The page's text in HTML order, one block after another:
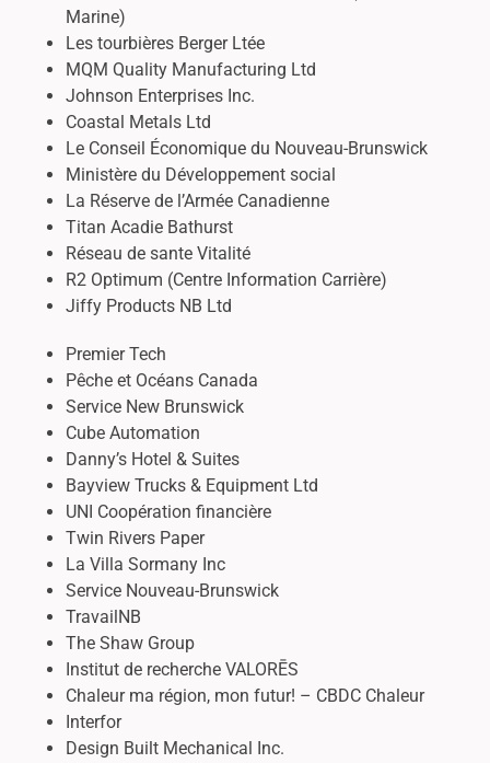
Marine)
Les tourbières Berger Ltée
MQM Quality Manufacturing Ltd
Johnson Enterprises Inc.
Coastal Metals Ltd
Le Conseil Économique du Nouveau-Brunswick
Ministère du Développement social
La Réserve de l’Armée Canadienne
Titan Acadie Bathurst
Réseau de sante Vitalité
R2 Optimum (Centre Information Carrière)
Jiffy Products NB Ltd
Premier Tech
Pêche et Océans Canada
Service New Brunswick
Cube Automation
Danny’s Hotel & Suites
Bayview Trucks & Equipment Ltd
UNI Coopération financière
Twin Rivers Paper
La Villa Sormany Inc
Service Nouveau-Brunswick
TravailNB
The Shaw Group
Institut de recherche VALORĒS
Chaleur ma région, mon futur! – CBDC Chaleur
Interfor
Design Built Mechanical Inc.